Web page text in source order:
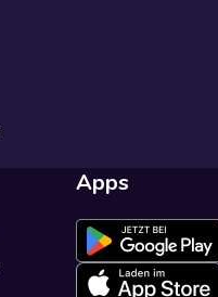
Apps